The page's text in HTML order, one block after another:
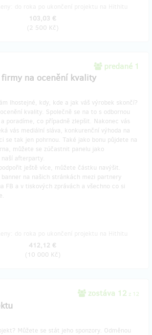
103,03 €
(2 500 Kč)
predané 1
na ocenění kvality
lhostejné, kdy, kde a jak váš výrobek skončí?
kvality. Společně se na to s odbornou
poradíme, co případně zlepšit. Nakonec vás
vás mediální sláva, konkurenční výhoda na
se tak jen pohrnou. Také jako bonu půjdete na
můžete se zúčastnit panelu jako
afterparty.
ještě více, můžete částku navýšit.
banner na našich stránkách mezi partnery
FB a v tiskových zprávách a všechno co si
412,12 €
(10 000 Kč)
zostáva 12 z 12
Můžete se stát jeho sponzory. Odměnou